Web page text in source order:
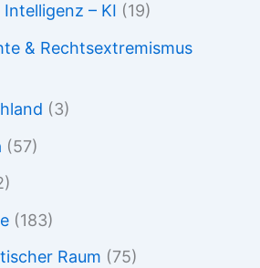
– KI (19)
& Rechtsextremismus
(3)
(57)
(183)
Raum (75)